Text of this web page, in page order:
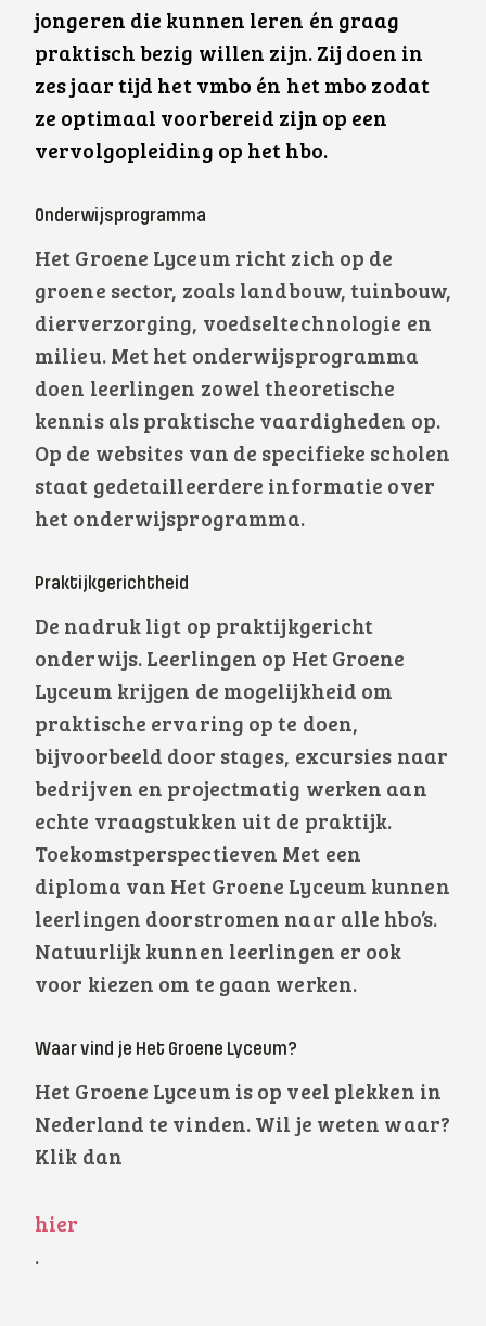
jongeren die kunnen leren én graag
praktisch bezig willen zijn. Zij doen in
zes jaar tijd het vmbo én het mbo zodat
ze optimaal voorbereid zijn op een
vervolgopleiding op het hbo.
Onderwijsprogramma
Het Groene Lyceum richt zich op de
groene sector, zoals landbouw, tuinbouw,
dierverzorging, voedseltechnologie en
milieu. Met het onderwijsprogramma
doen leerlingen zowel theoretische
kennis als praktische vaardigheden op.
Op de websites van de specifieke scholen
staat gedetailleerdere informatie over
het onderwijsprogramma.
Praktijkgerichtheid
De nadruk ligt op praktijkgericht
onderwijs. Leerlingen op Het Groene
Lyceum krijgen de mogelijkheid om
praktische ervaring op te doen,
bijvoorbeeld door stages, excursies naar
bedrijven en projectmatig werken aan
echte vraagstukken uit de praktijk.
Toekomstperspectieven Met een
diploma van Het Groene Lyceum kunnen
leerlingen doorstromen naar alle hbo’s.
Natuurlijk kunnen leerlingen er ook
voor kiezen om te gaan werken.
Waar vind je Het Groene Lyceum?
Het Groene Lyceum is op veel plekken in
Nederland te vinden. Wil je weten waar?
Klik dan
hier
.